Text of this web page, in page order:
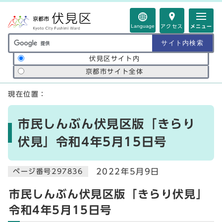
Language アクセス メニュー
サイト内検索の範囲
伏見区サイト内
京都市サイト全体
ここから本文です
現在位置：
市民しんぶん伏見区版「きらり
伏見」令和4年5月15日号
ページ番号297836 2022年5月9日
市民しんぶん伏見区版「きらり伏見」
令和4年5月15日号